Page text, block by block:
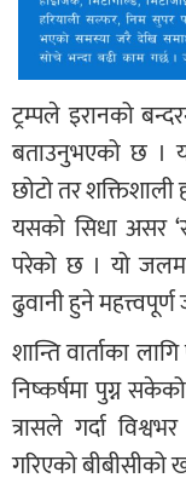
ट्रम्पले इरानको
बताउनुभएको छ ।
छोटो तर
यसको सिधा असर
परेको छ । यो
ढुवानी हुने
शान्ति वार्ताका
निष्कर्षमा पुग्न
त्रासले गर्दा
गरिएको